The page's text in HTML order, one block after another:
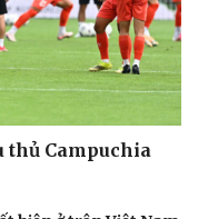
thủ Campuchia